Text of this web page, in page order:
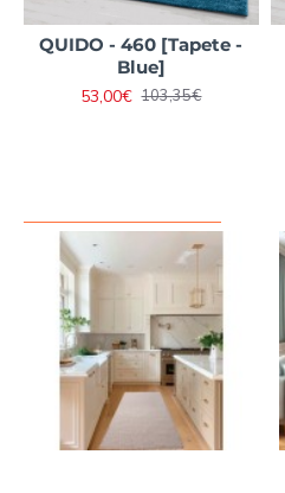
QUIDO - 460 [Tapete -
Blue]
53,00€ 103,35€